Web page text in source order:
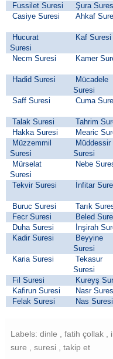
Fussilet Suresi
Şura
Casiye Suresi
Ahkaf
Hucurat
Suresi
Kaf Suresi
Necm Suresi Kamer
Hadid Suresi
Mücadele
Suresi
Saff Suresi
Cuma
Talak Suresi
Tahrim
Hakka Suresi
Mearic
Müzzemmil
Suresi
Müddessir
Suresi
Mürselat
Suresi
Nebe
Tekvir Suresi İnfitar
Buruc Suresi Tarık
Fecr Suresi
Beled
Duha Suresi
İnşirah
Kadir Suresi
Beyyine
Suresi
Karia Suresi
Tekasur
Suresi
Fil Suresi
Kureyş
Kafirun Suresi
Nasr
Felak Suresi
Nas Suresi
Labels: dinle , fatih çollak ,
sure , suresi , takip et